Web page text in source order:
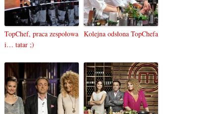
TopChef, praca zespołowa
i… tatar ;)
Kolejna odsłona TopChefa